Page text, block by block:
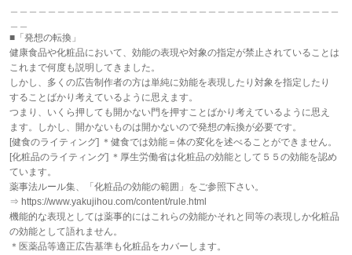
■「発想の転換」
健康食品や化粧品において、効能の表現や対象の指定が禁止されていることは
これまで何度も説明してきました。
しかし、多くの広告制作者の方は単純に効能を表現したり対象を指定したり
することばかり考えているように思えます。
つまり、いくら押しても開かない門を押すことばかり考えているように思え
ます。しかし、開かないものは開かないので発想の転換が必要です。
[健食のライティング] ＊健食では効能＝体の変化を述べることができません。
[化粧品のライティング] ＊厚生労働省は化粧品の効能として５５の効能を認め
ています。
薬事法ルール集、「化粧品の効能の範囲」をご参照下さい。
⇒ https://www.yakujihou.com/content/rule.html
機能的な表現としては薬事的にはこれらの効能かそれと同等の表現しか化粧品
の効能として語れません。
＊医薬品等適正広告基準も化粧品をカバーします。